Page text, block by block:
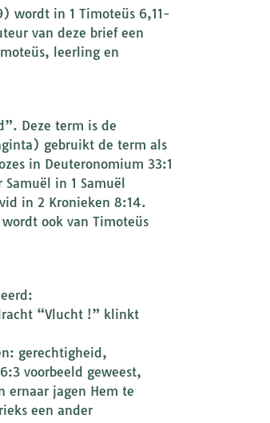
wordt in 1 Timoteüs 6,11-
van deze brief een
leerling en
Deze term is de
gebruikt de term als
in Deuteronomium 33:1
in 1 Samuël
in 2 Kronieken 8:14.
ook van Timoteüs
“Vlucht !” klinkt
gerechtigheid,
voorbeeld geweest,
ernaar jagen Hem te
een ander